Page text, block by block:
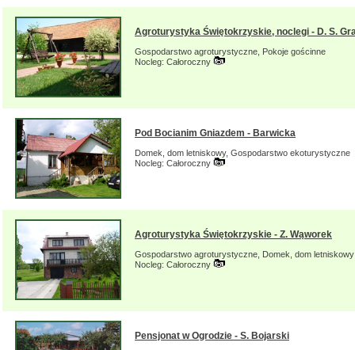
Agroturystyka Świętokrzyskie, noclegi - D. S.
Gospodarstwo agroturystyczne, Pokoje gościnne
Nocleg: Całoroczny
Pod Bocianim Gniazdem - Barwicka
Domek, dom letniskowy, Gospodarstwo ekoturystyczne
Nocleg: Całoroczny
Agroturystyka Świętokrzyskie - Z. Wąworek
Gospodarstwo agroturystyczne, Domek, dom letniskowy
Nocleg: Całoroczny
Pensjonat w Ogrodzie - S. Bojarski